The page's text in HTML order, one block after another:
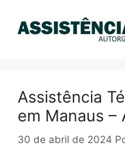
Assistência
em Manaus –
30 de abril de 2024